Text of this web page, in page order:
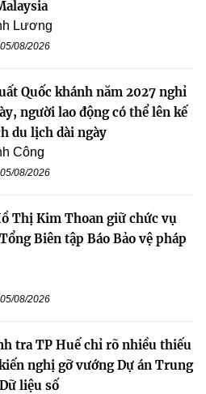
Lương
08/2026
Quốc khánh năm 2027 nghỉ
người lao động có thể lên kế
du lịch dài ngày
Công
08/2026
Thị Kim Thoan giữ chức vụ
Biên tập Báo Bảo vệ pháp
08/2026
tra TP Huế chỉ rõ nhiều thiếu
nghị gỡ vướng Dự án Trung
liệu số